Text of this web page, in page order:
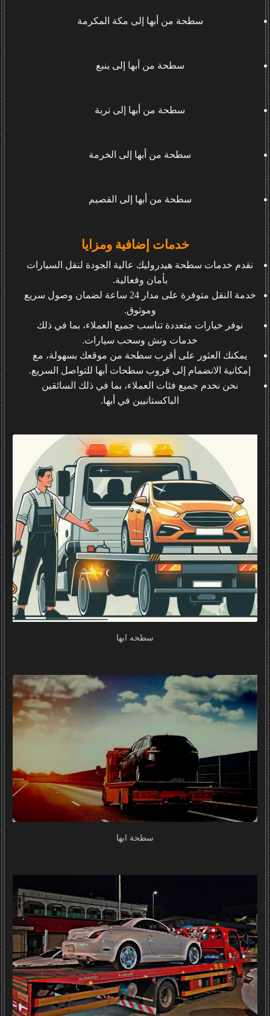
سطحة من أبها إلى مكة المكرمة
سطحة من أبها إلى ينبع
سطحة من أبها إلى تربة
سطحة من أبها إلى الخرمة
سطحة من أبها إلى القصيم
خدمات إضافية ومزايا
نقدم خدمات سطحة هيدروليك عالية الجودة لنقل السيارات
بأمان وفعالية.
خدمة النقل متوفرة على مدار 24 ساعة لضمان وصول سريع
وموثوق.
نوفر خيارات متعددة تناسب جميع العملاء، بما في ذلك
خدمات ونش وسحب سيارات.
يمكنك العثور على أقرب سطحة من موقعك بسهولة، مع
إمكانية الانضمام إلى قروب سطحات أبها للتواصل السريع.
نحن نخدم جميع فئات العملاء، بما في ذلك السائقين
الباكستانيين في أبها.
سطحه ابها
سطحة ابها